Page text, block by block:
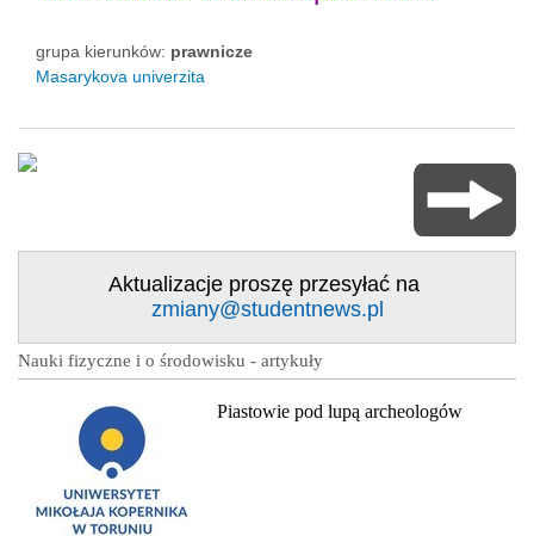
grupa kierunków: prawnicze
Masarykova univerzita
Aktualizacje proszę przesyłać na
zmiany@studentnews.pl
Nauki fizyczne i o środowisku - artykuły
Piastowie pod lupą archeologów